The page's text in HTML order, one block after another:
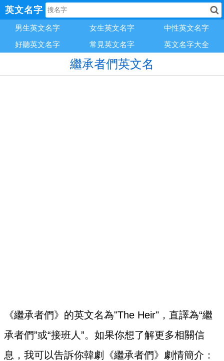
英文名字
男生英文名字 女生英文名字
中性英文名字
好聽英文名字
常見英文名字 英文名字大全
繼承者們英文名
《繼承者們》的英文名為"The Heir"，直譯為“繼
承者們”或“接班人”。如果你想了解更多相關信
息，我可以告訴你韓劇《繼承者們》劇情簡介：